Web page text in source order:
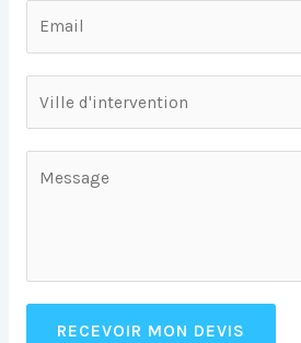
RECEVOIR MON DEVIS